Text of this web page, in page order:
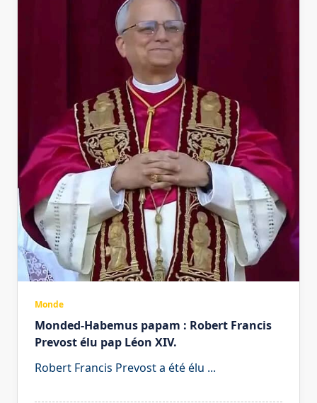
Monde
Monded-Habemus papam : Robert Francis
Prevost élu pap Léon XIV.
Robert Francis Prevost a été élu ...